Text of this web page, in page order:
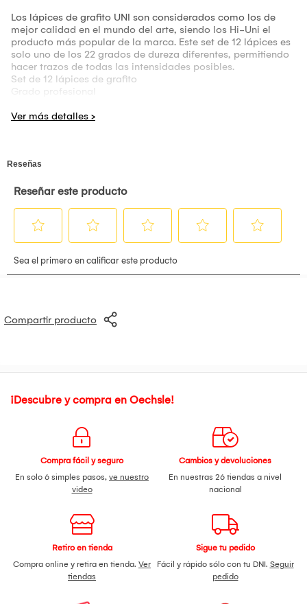
Los lápices de grafito UNI son considerados como los de
mejor calidad en el mundo del arte, siendo los Hi-Uni el
producto más popular de la marca. Este set de 12 lápices es
solo uno de los 22 grados de dureza diferentes, permitiendo
hacer trazos de todas las intensidades posibles.
Set de 12 lápices de grafito
Grado profesional
Compartir producto
¡Descubre y compra en Oechsle!
Compra fácil y seguro
En solo 6 simples pasos, ve nuestro
video
Cambios y devoluciones
En nuestras 26 tiendas a nivel
nacional
Retiro en tienda
Compra online y retira en tienda. Ver
tiendas
Sigue tu pedido
Fácil y rápido sólo con tu DNI. Seguir
pedido